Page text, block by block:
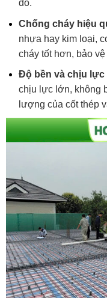
đổ.
Chống cháy hiệu
nhựa hay kim loại,
cháy tốt hơn, bảo
Độ bền và chịu lực
chịu lực lớn, không
lượng của cốt thép